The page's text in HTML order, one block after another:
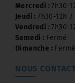
Mercredi :7h30-
Jeudi :7h30-12h /
Vendredi :7h30-
Samedi : Fermé
Dimanche : Fermé
NOUS